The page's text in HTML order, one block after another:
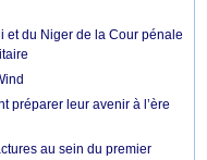
et du Niger de la Cour pénale
préparer leur avenir à l’ère
au sein du premier